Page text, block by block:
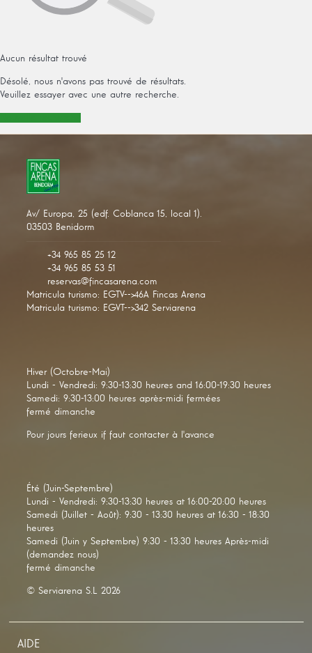
Aucun résultat trouvé
Désolé, nous n'avons pas trouvé de résultats.
Veuillez essayer avec une autre recherche.
Av/ Europa, 25 (edf. Coblanca 15, local 1).
03503 Benidorm
+34 965 85 25 12
+34 965 85 53 51
reservas@fincasarena.com
Matricula turismo: EGTV-->46A Fincas Arena
Matricula turismo: EGVT-->342 Serviarena
Hiver (Octobre-Mai)
Lundi - Vendredi: 9:30-13:30 heures and 16:00-19:30 heures
Samedi: 9:30-13:00 heures après-midi fermées
fermé dimanche
Pour jours ferieux if faut contacter à l'avance
Été (Juin-Septembre)
Lundi - Vendredi: 9:30-13:30 heures at 16:00-20:00 heures
Samedi (Juillet - Août): 9:30 - 13:30 heures at 16:30 - 18:30
heures
Samedi (Juin y Septembre) 9:30 - 13:30 heures Après-midi
(demandez nous)
fermé dimanche
© Serviarena S.L 2026
AIDE